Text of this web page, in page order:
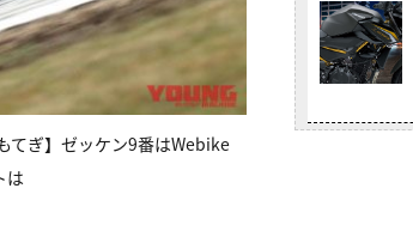
てぎ】ゼッケン9番はWebike
は